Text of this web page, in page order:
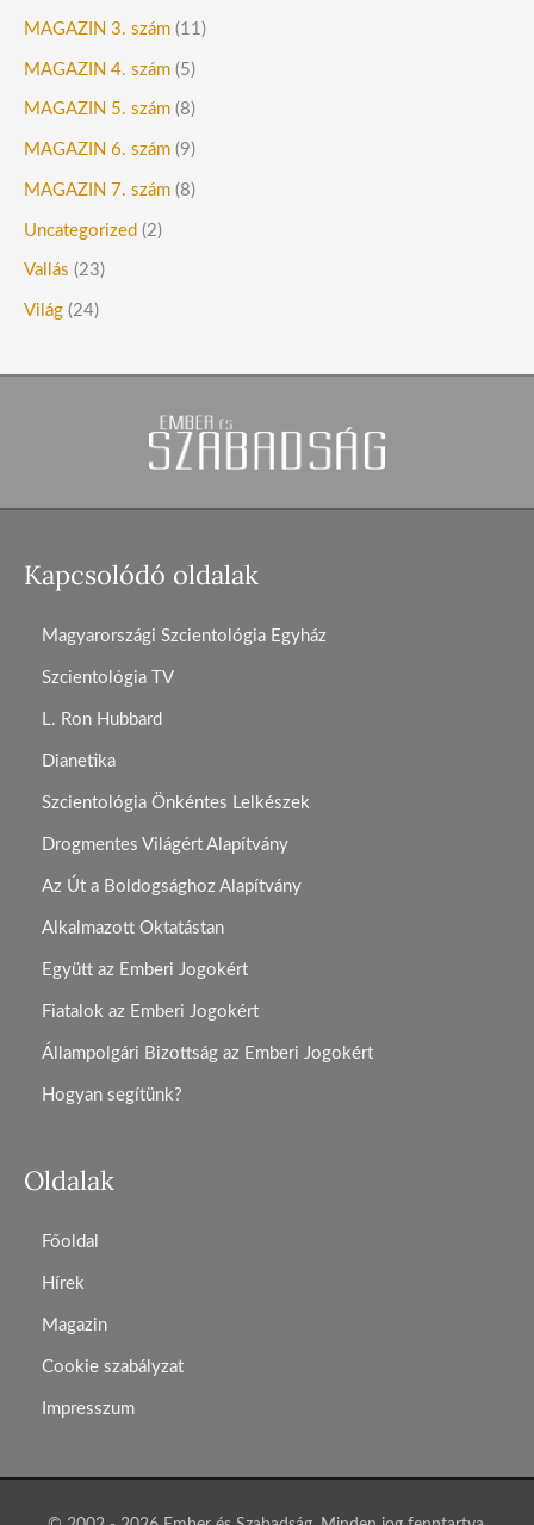
MAGAZIN 3. szám (11)
MAGAZIN 4. szám (5)
MAGAZIN 5. szám (8)
MAGAZIN 6. szám (9)
MAGAZIN 7. szám (8)
Uncategorized (2)
Vallás (23)
Világ (24)
Kapcsolódó oldalak
Magyarországi Szcientológia Egyház
Szcientológia TV
L. Ron Hubbard
Dianetika
Szcientológia Önkéntes Lelkészek
Drogmentes Világért Alapítvány
Az Út a Boldogsághoz Alapítvány
Alkalmazott Oktatástan
Együtt az Emberi Jogokért
Fiatalok az Emberi Jogokért
Állampolgári Bizottság az Emberi Jogokért
Hogyan segítünk?
Oldalak
Főoldal
Hírek
Magazin
Cookie szabályzat
Impresszum